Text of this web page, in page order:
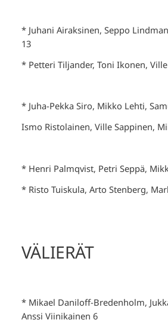
* Juhani Airaksinen, Seppo
13
* Petteri Tiljander, Toni Ikonen,
* Juha-Pekka Siro, Mikko Lehti,
Ismo Ristolainen, Ville Sappinen,
* Henri Palmqvist, Petri Seppä,
* Risto Tuiskula, Arto Stenberg,
VÄLIERÄT
* Mikael Daniloff-Bredenholm,
Anssi Viinikainen 6